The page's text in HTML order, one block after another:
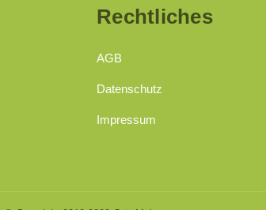
Rechtliches
AGB
Datenschutz
Impressum